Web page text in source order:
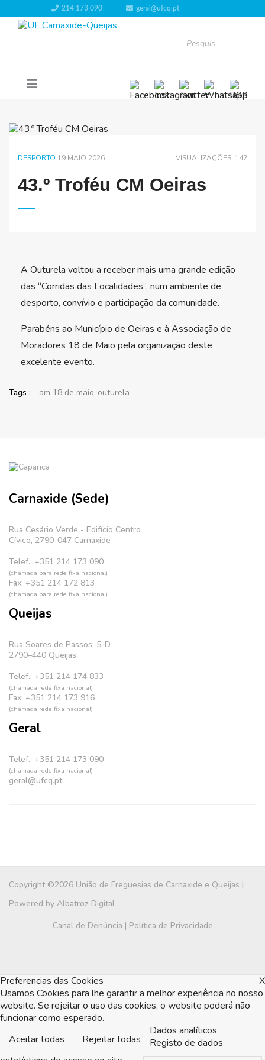
214 173 090 geral@ufcq.pt
DESPORTO 19 MAIO 2026 VISUALIZAÇÕES: 142
43.º Troféu CM Oeiras
A Outurela voltou a receber mais uma grande edição
das “Corridas das Localidades”, num ambiente de
desporto, convívio e participação da comunidade.
Parabéns ao Município de Oeiras e à Associação de
Moradores 18 de Maio pela organização deste
excelente evento.
Tags : am 18 de maio outurela
Carnaxide (Sede)
Rua Cesário Verde - Edifício Centro
Cívico, 2790-047 Carnaxide
Telef.: +351 214 173 090
(chamada para rede fixa nacional)
Fax: +351 214 172 813
(chamada para rede fixa nacional)
Queijas
Rua Soares de Passos, 5-D
2790–440 Queijas
Telef.: +351 214 174 833
(chamada rede fixa nacional)
Fax: +351 214 173 916
(chamada rede fixa nacional)
Geral
Telef.: +351 214 173 090
(chamada rede fixa nacional)
geral@ufcq.pt
Copyright ©2026 União de Freguesias de Carnaxide e Queijas |
Powered by Albatroz Digital
Canal de Denúncia | Política de Privacidade
X
Preferencias das Cookies
Usamos Cookies para lhe garantir a melhor experiência no nosso
website. Se rejeitar o uso das cookies, o website poderá não
funcionar como esperado.
Aceitar todas
Rejeitar todas
Dados analíticos
Registo de dados